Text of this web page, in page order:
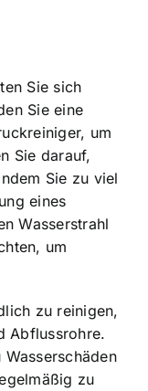
Sie sich
Sie eine
um
Sie darauf,
Sie zu viel
eines
Wasserstrahl
um
zu reinigen,
Abflussrohre.
zu